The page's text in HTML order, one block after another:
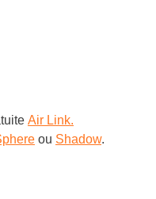
Air Link.
ou Shadow.